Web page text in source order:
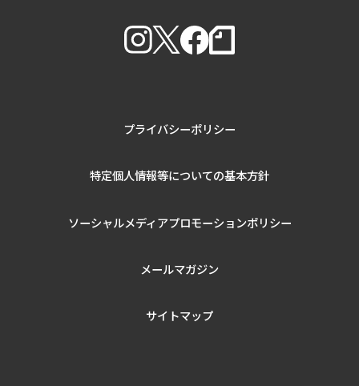
プライバシーポリシー
特定個人情報等についての基本方針
ソーシャルメディアプロモーションポリシー
メールマガジン
サイトマップ